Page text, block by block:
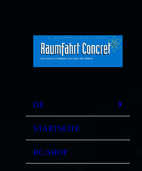
DE
STARTSEITE
RC-SHOP